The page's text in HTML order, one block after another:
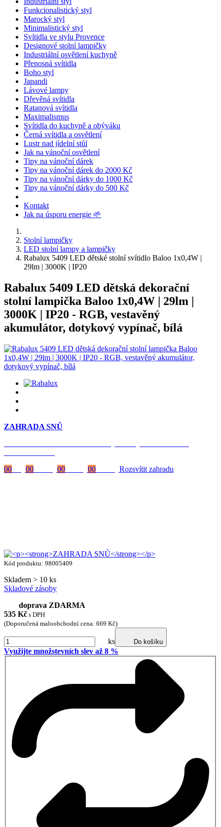
Funkcionalistický styl
Marocký styl
Minimalistický styl
Svítidla ve stylu Provence
Designové stolní lampičky
Industriální osvětlení kuchyně
Přenosná svítidla
Boho styl
Japandi
Lávové lampy
Dřevěná svítidla
Ratanová svítidla
Maximalismus
Svítidla do kuchyně a obýváku
Černá svítidla a osvětlení
Lustr nad jídelní stůl
Jak na vánoční osvětlení
Tipy na vánoční dárek
Tipy na vánoční dárek do 2000 Kč
Tipy na vánoční dárky do 1000 Kč
Tipy na vánoční dárky do 500 Kč
Kontakt
Jak na úsporu energie 🌱
Stolní lampičky
LED stolní lampy a lampičky
Rabalux 5409 LED dětské stolní svítidlo Baloo 1x0,4W |
29lm | 3000K | IP20
Rabalux 5409 LED dětská dekorační
stolní lampička Baloo 1x0,4W | 29lm |
3000K | IP20 - RGB, vestavěný
akumulátor, dotykový vypínač, bílá
ZAHRADA SNŮ
00
00 00 00 Rozsvítit zahradu
Kód produktu: 98005409
Skladem > 10 ks
Skladové zásoby
doprava ZDARMA
535 Kč s DPH
(Doporučená maloobchodní cena: 669 Kč)
ks Do košíku
Využijte množstevních slev až 8 %